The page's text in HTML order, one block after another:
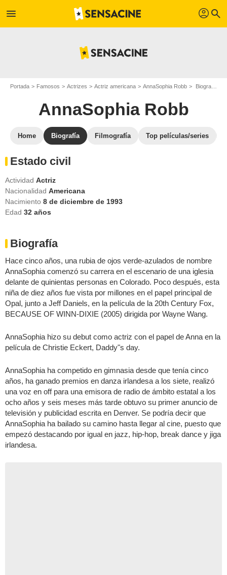
menu profil search
Portada Famosos Actrizes Actriz americana AnnaSophia Robb Biografía AnnaSophia Robb
AnnaSophia Robb
Home Biografía Filmografía Top películas/series
Estado civil
Actividad Actriz
Nacionalidad Americana
Nacimiento 8 de diciembre de 1993
Edad 32 años
Biografía
Hace cinco años, una rubia de ojos verde-azulados de nombre
AnnaSophia comenzó su carrera en el escenario de una iglesia
delante de quinientas personas en Colorado. Poco después, esta
niña de diez años fue vista por millones en el papel principal de
Opal, junto a Jeff Daniels, en la película de la 20th Century Fox,
BECAUSE OF WINN-DIXIE (2005) dirigida por Wayne Wang.
AnnaSophia hizo su debut como actriz con el papel de Anna en la
película de Christie Eckert, Daddy"s day.
AnnaSophia ha competido en gimnasia desde que tenía cinco
años, ha ganado premios en danza irlandesa a los siete, realizó
una voz en off para una emisora de radio de ámbito estatal a los
ocho años y seis meses más tarde obtuvo su primer anuncio de
televisión y publicidad escrita en Denver. Se podría decir que
AnnaSophia ha bailado su camino hasta llegar al cine, puesto que
empezó destacando por igual en jazz, hip-hop, break dance y jiga
irlandesa.